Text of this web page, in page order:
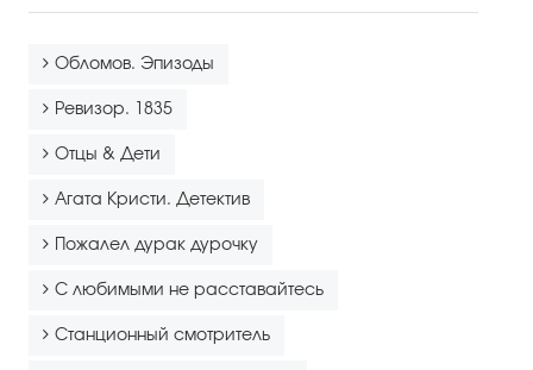
Обломов. Эпизоды
Ревизор. 1835
Отцы & Дети
Агата Кристи. Детектив
Пожалел дурак дурочку
С любимыми не расставайтесь
Станционный смотритель